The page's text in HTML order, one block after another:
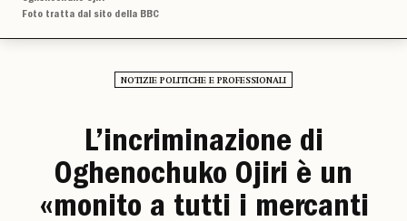
Foto tratta dal sito della BBC
NOTIZIE POLITICHE E PROFESSIONALI
L’incriminazione di
Oghenochuko Ojiri è un
«monito a tutti i mercanti